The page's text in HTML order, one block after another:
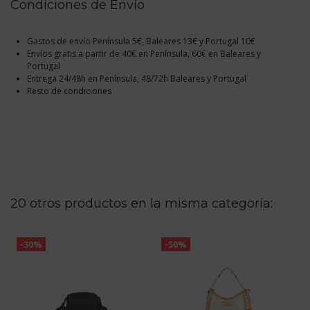
Condiciones de Envío
Gastos de envío Península 5€, Baleares 13€ y Portugal 10€
Envíos gratis a partir de 40€ en Península, 60€ en Baleares y
Portugal
Entrega 24/48h en Península, 48/72h Baleares y Portugal
Resto de condiciones
20 otros productos en la misma categoría:
-30% -50%